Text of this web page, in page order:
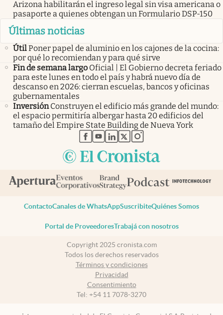
Arizona habilitarán el ingreso legal sin visa americana o
pasaporte a quienes obtengan un Formulario DSP-150
Últimas noticias
ÚtilPoner papel de aluminio en los cajones de la cocina:
por qué lo recomiendan y para qué sirve
Fin de semana largo Oficial | El Gobierno decreta feriado
para este lunes en todo el país y habrá nuevo día de
descanso en 2026: cierran escuelas, bancos y oficinas
gubernamentales
Inversión Construyen el edificio más grande del mundo:
el espacio permitiría albergar hasta 20 edificios del
tamaño del Empire State Building de Nueva York
abre en nueva pestaña
abre en nueva pestaña
abre en nueva pestaña
abre en nueva pestaña
abre en nueva pestaña
ContactoCanales de WhatsAppSuscribiteQuiénes Somos
Portal de ProveedoresTrabajá con nosotros
Copyright 2025 cronista.com
Todos los derechos reservados
Términos y condiciones
Privacidad
Consentimiento
Tel: +54 11 7078-3270